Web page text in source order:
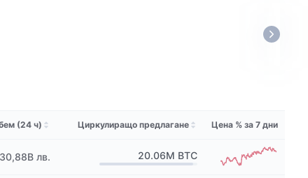
(24 ч) Циркулиращо предлагане Цена % за 7 дни
30,88B лв. 20.06M BTC